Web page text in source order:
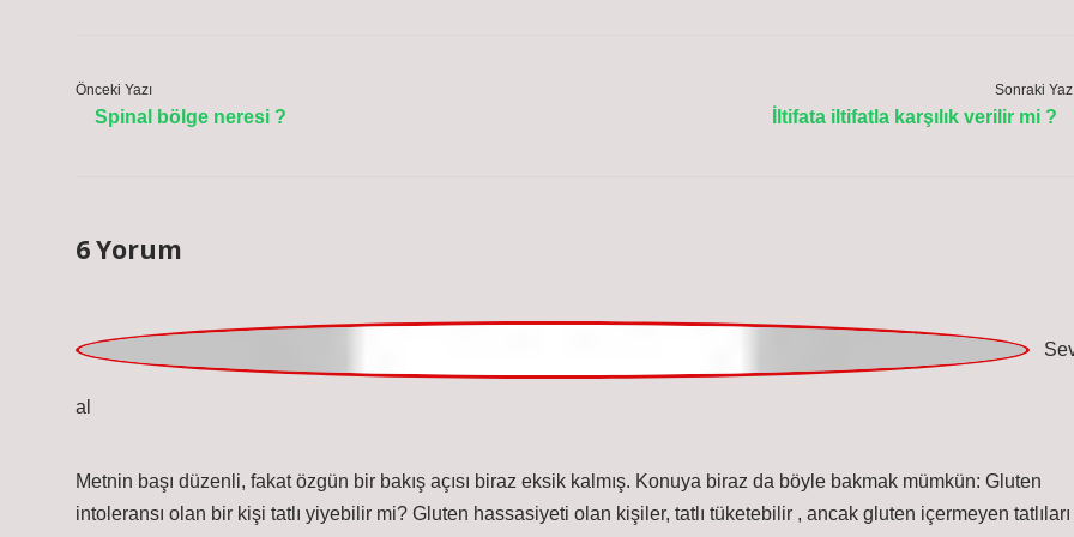
Önceki Yazı
Spinal bölge neresi ?
Sonraki
İltifata iltifatla karşılık verilir mi ?
6 Yorum
tercih etmelidir. Gluten hassasiyeti olanlar için uygun tatlı seçenekleri : Gluten hassasiyeti olan kişilerin, tükettikleri
gıdaların etiketlerini dikkatlice okumaları ve çapraz bulaşma riskine karşı dikkatli olmaları önerilir. Gluten içermeyen